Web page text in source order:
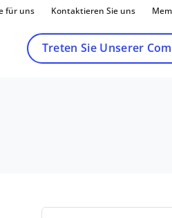
für uns Kontaktieren Sie uns
Treten Sie Unserer